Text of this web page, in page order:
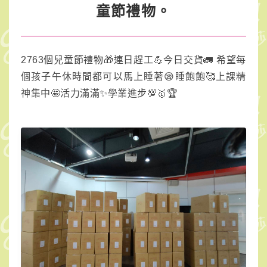
義
國
民
小
學
第
24
屆
家
長
會
童節禮物。
2763個兒童節禮物🎁連日趕工💪今日交貨🚛 希望每
個孩子午休時間都可以馬上睡著😪睡飽飽🥰上課精
神集中🤩活力滿滿✨學業進步💯🥇🏆